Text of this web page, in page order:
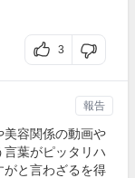
3
美容関係の動画や
葉がピッタリハ
がと言わざるを得
報告